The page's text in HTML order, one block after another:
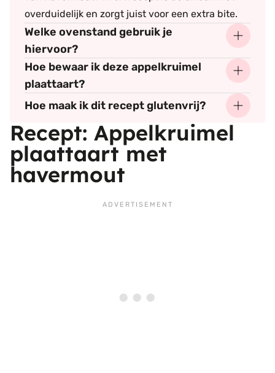
overduidelijk en zorgt juist voor een extra bite.
Welke ovenstand gebruik je
hiervoor?
Hoe bewaar ik deze appelkruimel
plaattaart?
Hoe maak ik dit recept glutenvrij?
Recept: Appelkruimel
plaattaart met
havermout